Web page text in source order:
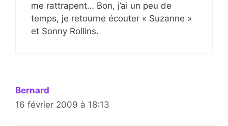
me rattrapent… Bon, j’ai un peu de
temps, je retourne écouter « Suzanne »
et Sonny Rollins.
Bernard
16 février 2009 à 18:13